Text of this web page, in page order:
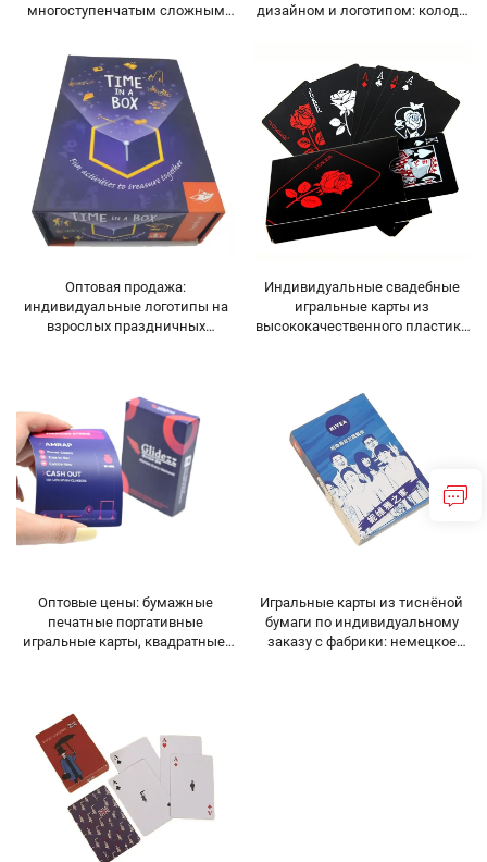
многоступенчатым сложным
голографические карты в
качестве подарка
дизайном и логотипом: колода
для настольных игр,
индивидуальный дизайн —
синие и красные премиальные
игральные карты
Оптовая продажа:
индивидуальные логотипы на
взрослых праздничных
персонализированная упаковка
Индивидуальные свадебные
игральные карты из
высококачественного пластика
креативный подарок, прочные
покерные карты
Оптовые цены: бумажные
печатные портативные
игральные карты, квадратные,
Игральные карты из тиснёной
бумаги по индивидуальному
заказу с фабрики: немецкое